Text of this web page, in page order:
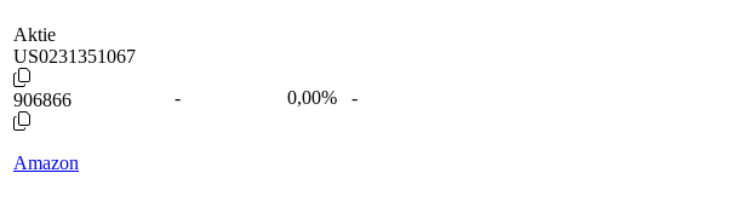
Aktie
US0231351067
906866
Amazon
- 0,00% -